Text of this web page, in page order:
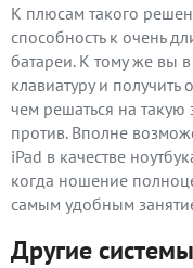
К плюсам такого
способность к очень
батареи. К тому же вы
клавиатуру и
чем решаться на такую
против. Вполне
iPad в качестве
когда ношение
самым удобным
Другие системы